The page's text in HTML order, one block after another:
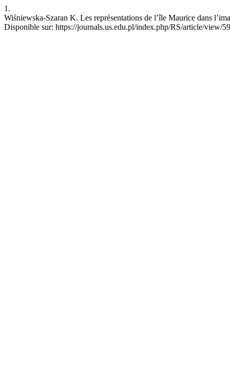
1.
Wiśniewska-Szaran K. Les représentations de l’île Maurice dans
Disponible sur: https://journals.us.edu.pl/index.php/RS/article/view/